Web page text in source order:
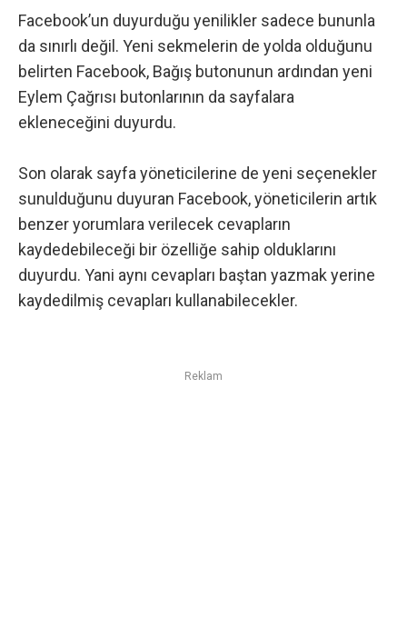
Facebook’un duyurduğu yenilikler sadece bununla
da sınırlı değil. Yeni sekmelerin de yolda olduğunu
belirten Facebook, Bağış butonunun ardından yeni
Eylem Çağrısı butonlarının da sayfalara
ekleneceğini duyurdu.
Son olarak sayfa yöneticilerine de yeni seçenekler
sunulduğunu duyuran Facebook, yöneticilerin artık
benzer yorumlara verilecek cevapların
kaydedebileceği bir özelliğe sahip olduklarını
duyurdu. Yani aynı cevapları baştan yazmak yerine
kaydedilmiş cevapları kullanabilecekler.
Reklam